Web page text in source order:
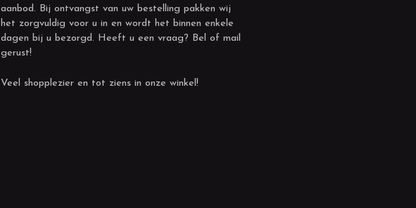
aanbod. Bij ontvangst van uw bestelling pakken wij
het zorgvuldig voor u in en wordt het binnen enkele
dagen bij u bezorgd. Heeft u een vraag? Bel of mail
gerust!
Veel shopplezier en tot ziens in onze winkel!